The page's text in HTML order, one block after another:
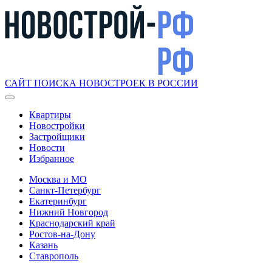
САЙТ ПОИСКА НОВОСТРОЕК В РОССИИ
Квартиры
Новостройки
Застройщики
Новости
Избранное
Москва и МО
Санкт-Петербург
Екатеринбург
Нижний Новгород
Краснодарский край
Ростов-на-Дону
Казань
Ставрополь